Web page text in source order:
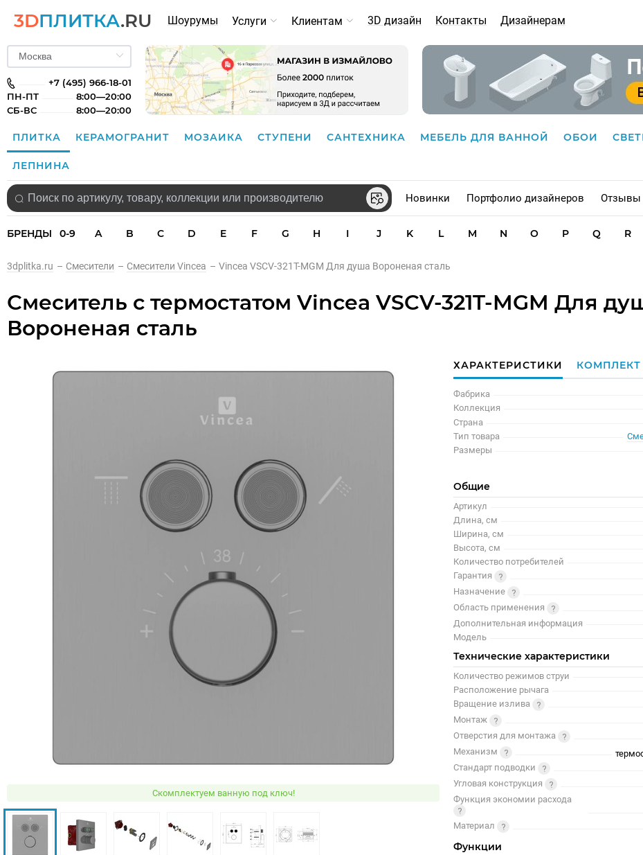
3DПЛИТКА.RU Шоурумы Услуги Клиентам 3D дизайн Контакты Дизайнерам
+7 (495) 966-18-01
ПН-ПТ
8:00—20:00
СБ-ВС
8:00—20:00
ПЛИТКА КЕРАМОГРАНИТ МОЗАИКА СТУПЕНИ САНТЕХНИКА МЕБЕЛЬ ДЛЯ ВАННОЙ ОБОИ
ЛЕПНИНА
Новинки Портфолио дизайнеров Отзывы
БРЕНДЫ 0-9 A B C D E F G H I J K L M N O P Q R
3dplitka.ru – Смесители – Смесители Vincea – Vincea VSCV-321T-MGM Для душа Вороненая сталь
Смеситель с термостатом Vincea VSCV-321T-MGM Для
Вороненая сталь
Скомплектуем ванную под ключ!
ХАРАКТЕРИСТИКИ
Фабрика
Коллекция
Страна
Тип товара
Размеры
Общие
Артикул
Длина, см
Ширина, см
Высота, см
Количество потребителей
Гарантия
Назначение
Область применения
Дополнительная информация
Модель
Технические характеристики
Количество режимов струи
Расположение рычага
Вращение излива
Монтаж
Отверстия для монтажа
Механизм
Стандарт подводки
Угловая конструкция
Функция экономии расхода
Материал
Функции